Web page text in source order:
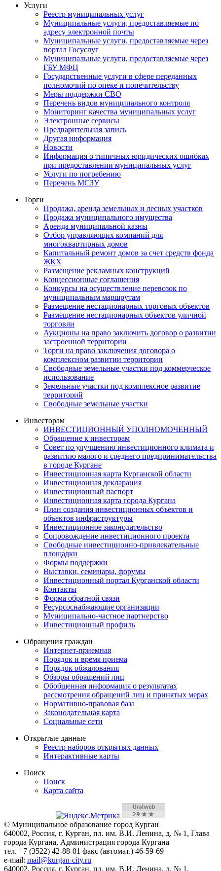
Услуги
Реестр муниципальных услуг
Муниципальные услуги, предоставляемые по
адресу электронной почты
Муниципальные услуги, предоставляемые через
портал Госуслуг
Муниципальные услуги, предоставляемые через
ГБУ МФЦ
Государственные услуги в сфере переданных
полномочий по опеке и попечительству
Меры поддержки СВО
Перечень видов муниципального контроля
Мониторинг качества муниципальных услуг
Электронные сервисы
Предварительная запись
Другая информация
Новости
Информация о типичных юридических ошибках
при предоставлении муниципальных услуг
Услуги по погребению
Перечень МСЗУ
Торги
Продажа, аренда земельных и лесных участков
Продажа муниципального имущества
Аренда муниципальной казны
Отбор управляющих компаний для
многоквартирных домов
Капитальный ремонт домов за счет средств фонда
ЖКХ
Размещение рекламных конструкций
Концессионные соглашения
Конкурсы на осуществление перевозок по
муниципальным маршрутам
Размещение нестационарных торговых объектов
Размещение нестационарных объектов уличной
торговли
Аукционы на право заключить договор о развитии
застроенной территории
Торги на право заключения договора о
комплексном развитии территории
Свободные земельные участки под коммерческое
использование
Земельные участки под комплексное развитие
территорий
Свободные земельные участки
Инвесторам
ИНВЕСТИЦИОННЫЙ УПОЛНОМОЧЕННЫЙ
Обращение к инвесторам
Совет по улучшению инвестиционного климата и
развитию малого и среднего предпринимательства
в городе Кургане
Инвестиционная карта Курганской области
Инвестиционная декларация
Инвестиционный паспорт
Инвестиционная карта города Кургана
План создания инвестиционных объектов и
объектов инфраструктуры
Инвестиционное законодательство
Сопровождение инвестиционного проекта
Свободные инвестиционно-привлекательные
площадки
Формы поддержки
Выставки, семинары, форумы
Инвестиционный портал Курганской области
Контакты
Форма обратной связи
Ресурсоснабжающие организации
Муниципально-частное партнерство
Инвестиционный профиль
Обращения граждан
Интернет-приемная
Порядок и время приема
Порядок обжалования
Обзоры обращений лиц
Обобщенная информация о результатах
рассмотрения обращений лиц и принятых мерах
Нормативно-правовая база
Законодательная карта
Социальные сети
Открытые данные
Реестр наборов открытых данных
Интерактивные карты
Поиск
Поиск
Карта сайта
© Муниципальное образование город Курган
640002, Россия, г. Курган, пл. им. В.И. Ленина, д. № 1, Глава
города Кургана, Администрация города Кургана
тел. +7 (3522) 42-88-01 факс (автомат.) 46-59-69
e-mail: mail@kurgan-city.ru
640002, Россия, г. Курган, пл. им. В.И. Ленина, д. № 1,